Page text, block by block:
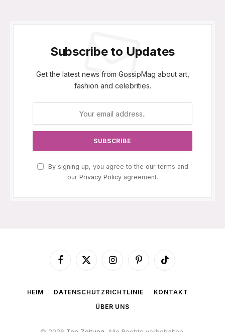
Subscribe to Updates
Get the latest news from GossipMag about art,
fashion and celebrities.
By signing up, you agree to the our terms and
our Privacy Policyagreement.
Facebook
X
InstagramPinterestTikTok
HEIM DATENSCHUTZRICHTLINIE
KONTAKT
ÜBER UNS